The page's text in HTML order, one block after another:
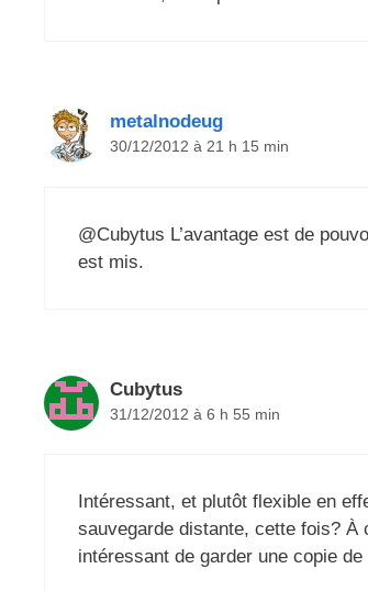
metalnodeug
30/12/2012 à 21 h 15 min
@Cubytus L’avantage est de
est mis.
Cubytus
31/12/2012 à 6 h 55 min
Intéressant, et plutôt flexible en
sauvegarde distante, cette fois?
intéressant de garder une copie